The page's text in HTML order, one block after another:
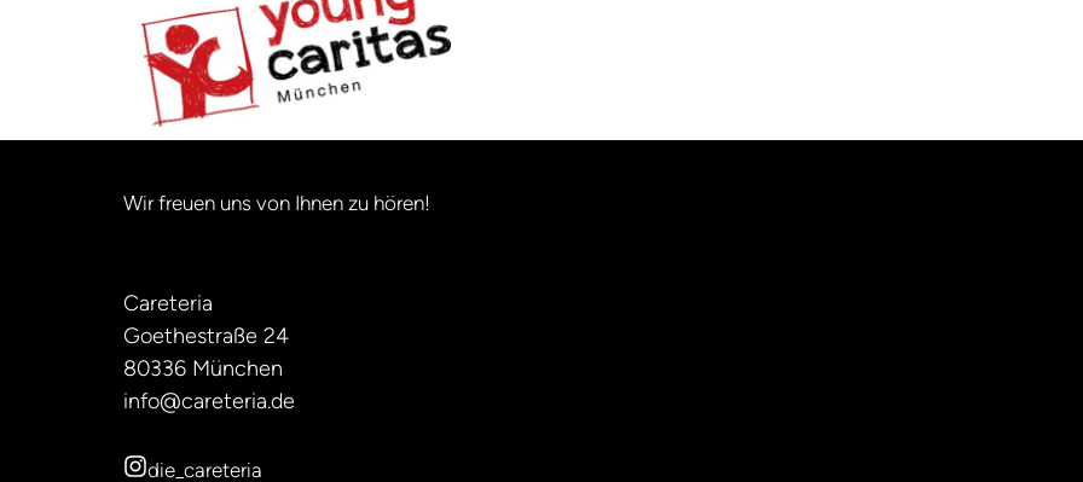
Wir freuen uns von Ihnen zu hören!
Careteria
Goethestraße 24
80336 München
info@careteria.de
die_careteria